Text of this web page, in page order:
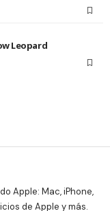
Leopard
Apple: Mac, iPhone,
de Apple y más.